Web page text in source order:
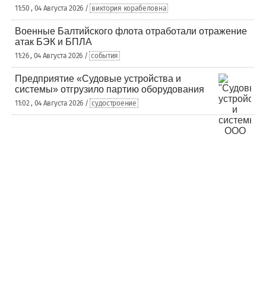
11:50 , 04 Августа 2026 / виктория корабеловна
Военные Балтийского флота отработали отражение
атак БЭК и БПЛА
11:26 , 04 Августа 2026 / события
Предприятие «Судовые устройства и
системы» отгрузило партию оборудования
11:02 , 04 Августа 2026 / судостроение